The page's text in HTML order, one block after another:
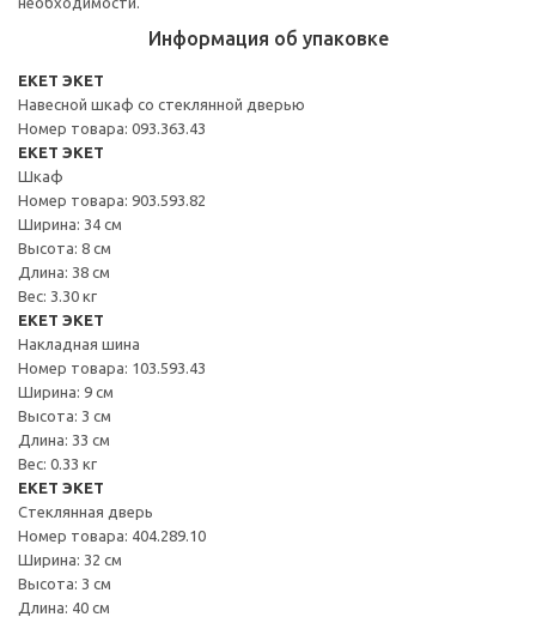
Информация об упаковке
EKET ЭКЕТ
Навесной шкаф со стеклянной дверью
Номер товара: 093.363.43
EKET ЭКЕТ
Шкаф
Номер товара: 903.593.82
Ширина: 34 см
Высота: 8 см
Длина: 38 см
Вес: 3.30 кг
EKET ЭКЕТ
Накладная шина
Номер товара: 103.593.43
Ширина: 9 см
Высота: 3 см
Длина: 33 см
Вес: 0.33 кг
EKET ЭКЕТ
Стеклянная дверь
Номер товара: 404.289.10
Ширина: 32 см
Высота: 3 см
Длина: 40 см